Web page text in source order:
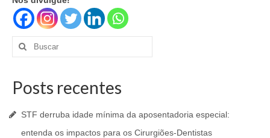
Buscar
por:
Posts recentes
STF derruba idade mínima da aposentadoria especial:
entenda os impactos para os Cirurgiões-Dentistas